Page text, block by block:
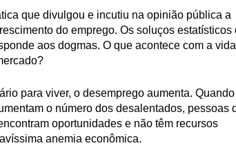
que divulgou e incutiu na opinião pública a
do emprego. Os soluços estatísticos
aos dogmas. O que acontece com a vida
para viver, o desemprego aumenta. Quando
o número dos desalentados, pessoas
oportunidades e não têm recursos
anemia econômica.